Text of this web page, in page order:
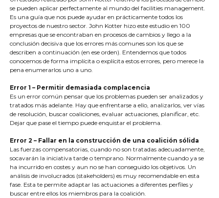
se pueden aplicar perfectamente al mundo del facilities management.
Es una guía que nos puede ayudar en prácticamente todos los
proyectos de nuestro sector. John Kotter hizo este estudio en 100
empresas que se encontraban en procesos de cambios y llego a la
conclusión decisiva que los errores más comunes son los que se
describen a continuación (en ese orden). Entendemos que todos
conocemos de forma implícita o explícita estos errores, pero merece la
pena enumerarlos uno a uno.
Error 1 – Permitir demasiada complacencia
Es un error común pensar que los problemas pueden ser analizados y
tratados más adelante. Hay que enfrentarse a ello, analizarlos, ver vías
de resolución, buscar coaliciones, evaluar actuaciones, planificar, etc.
Dejar que pase el tiempo puede enquistar el problema.
Error 2 – Fallar en la construcción de una coalición sólida
Las fuerzas compensatorias, cuando no son tratadas adecuadamente,
socavarán la iniciativa tarde o temprano. Normalmente cuando ya se
ha incurrido en costes y aun no se han conseguido los objetivos. Un
análisis de involucrados (stakeholders) es muy recomendable en esta
fase. Esta te permite adaptar las actuaciones a diferentes perfiles y
buscar entre ellos los miembros para la coalición.